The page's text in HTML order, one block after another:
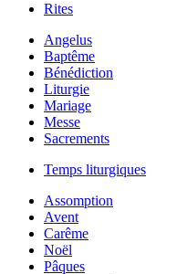
Rites
Angelus
Baptême
Bénédiction
Liturgie
Mariage
Messe
Sacrements
Temps liturgiques
Assomption
Avent
Carême
Noël
Pâques